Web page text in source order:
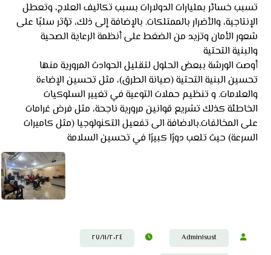
تسبب خسائر بمليارات الدولارات بسبب تكاليف العلاج، وتعطل
الإنتاجية، والأضرار بالممتلكات. بالإضافة إلى ذلك، تؤثر سلبًا على
شعور الأمان وتزيد من الضغط على أنظمة الرعاية الصحية
والبنية التحتية
أوصت الورشة ببعض الحلول لتقليل الحوادث المرورية منها
تحسين البنية التحتية (صيانة الطرق)، مثل تحسين الإضاءة
والعلامات. و تنظيم حملات التوعية في تغيير السلوكيات
الخاطئة كذلك تشريع قوانين مرورية ناجحة، مثل فرض غرامات
على المخالفات.بالاضافة الى تفعيل التكنولوجيا (مثل كاميرات
السرعة) حيث تلعب دورًا كبيرًا في تحسين السلامة
Admin١sust ٢٧/١١/٢٠٢٤